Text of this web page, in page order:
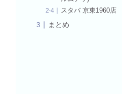
スタバ 京東1960店
まとめ